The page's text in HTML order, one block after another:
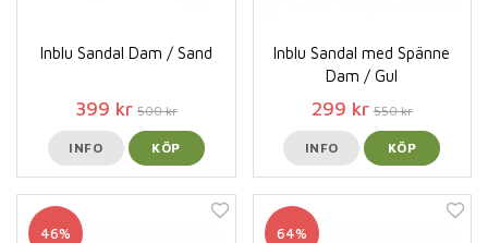
Inblu Sandal Dam / Sand
399 kr 500 kr
INFO KÖP
Inblu Sandal med Spänne
Dam / Gul
299 kr 550 kr
INFO KÖP
46% 64%